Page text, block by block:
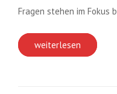
Fragen stehen im Fokus
weiterlesen